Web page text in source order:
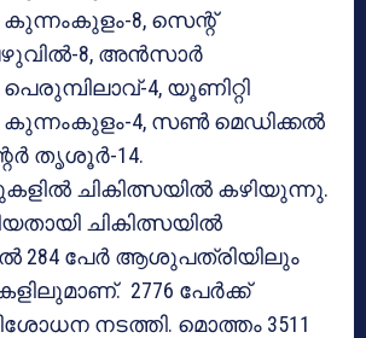
8, സെന്റ്
8, അൻസാർ
4, യൂണിറ്റി
4, സൺ മെഡിക്കൽ
തൃശൂർ-14.
ചികിത്സയിൽ കഴിയുന്നു.
ചികിത്സയിൽ
284 പേർ ആശുപത്രിയിലും
2776 പേർക്ക്
നടത്തി. മൊത്തം 3511